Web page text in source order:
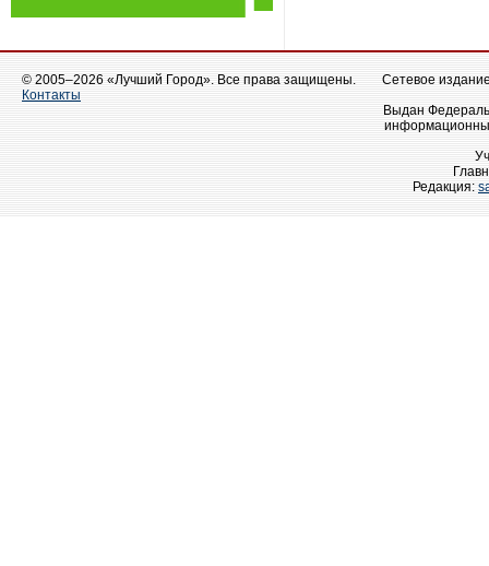
© 2005–2026 «Лучший Город». Все права защищены.
Контакты
Сетевое
Выдан
Редакция: